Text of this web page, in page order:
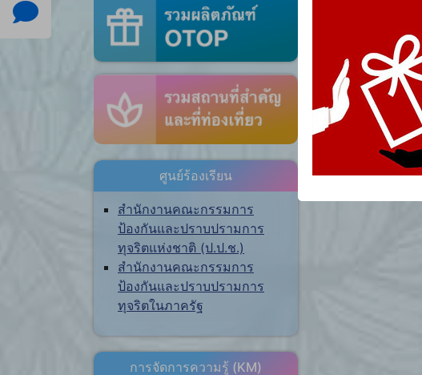
ศูนย์ร้องเรียน
สำนักงานคณะกรรมการ
ป้องกันและปราบปรามการ
ทุจริตแห่งชาติ (ป.ป.ช.)
สำนักงานคณะกรรมการ
ป้องกันและปราบปรามการ
ทุจริตในภาครัฐ
การจัดการความรู้ (KM)